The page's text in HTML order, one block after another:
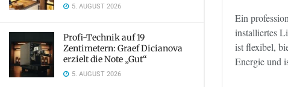
5. AUGUST 2026
Profi-Technik auf 19
Zentimetern: Graef Dicianova
erzielt die Note „Gut“
5. AUGUST 2026
Ein
installiertes
ist flexibel,
Energie und